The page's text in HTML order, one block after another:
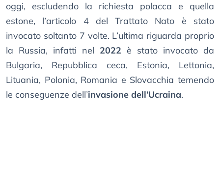
oggi, escludendo la richiesta polacca e quella
estone, l’articolo 4 del Trattato Nato è stato
invocato soltanto 7 volte. L’ultima riguarda proprio
la Russia, infatti nel 2022 è stato invocato da
Bulgaria, Repubblica ceca, Estonia, Lettonia,
Lituania, Polonia, Romania e Slovacchia temendo
le conseguenze dell’invasione dell’Ucraina.